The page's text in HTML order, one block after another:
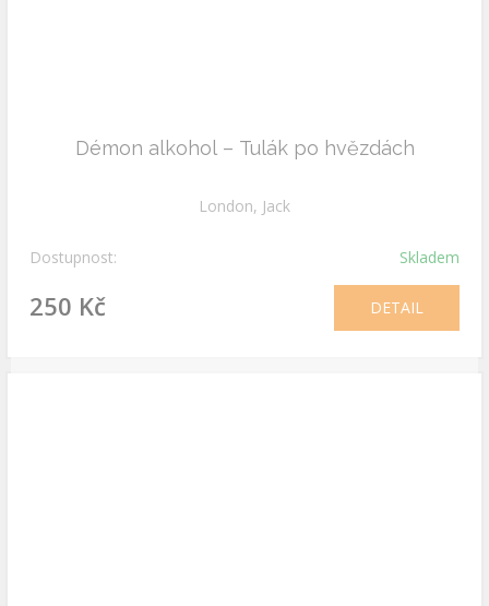
Démon alkohol – Tulák po hvězdách
London, Jack
Dostupnost: Skladem
250 Kč DETAIL